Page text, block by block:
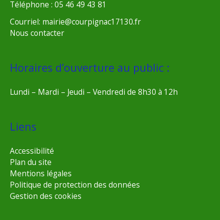
Téléphone : 05 46 49 43 81
Courriel: mairie@courpignac17130.fr
Nous contacter
Horaires d’ouverture au public :
Lundi – Mardi – Jeudi – Vendredi de 8h30 à 12h
Liens
Accessibilité
Plan du site
Mentions légales
Politique de protection des données
Gestion des cookies